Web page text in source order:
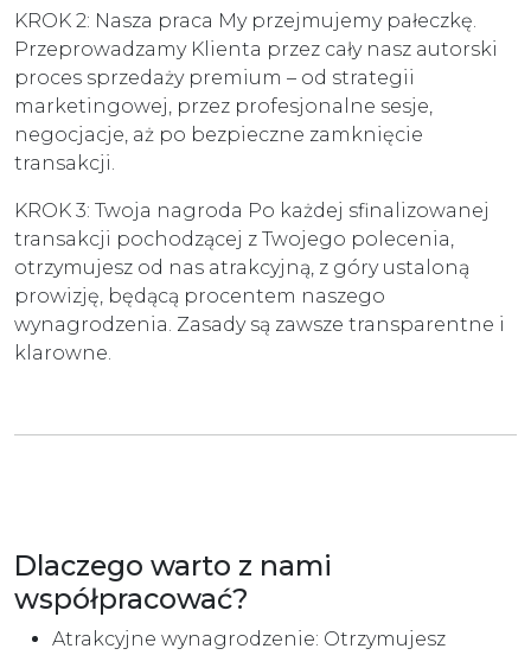
KROK 2: Nasza praca My przejmujemy pałeczkę.
Przeprowadzamy Klienta przez cały nasz autorski
proces sprzedaży premium – od strategii
marketingowej, przez profesjonalne sesje,
negocjacje, aż po bezpieczne zamknięcie
transakcji.
KROK 3: Twoja nagroda Po każdej sfinalizowanej
transakcji pochodzącej z Twojego polecenia,
otrzymujesz od nas atrakcyjną, z góry ustaloną
prowizję, będącą procentem naszego
wynagrodzenia. Zasady są zawsze transparentne i
klarowne.
Dlaczego warto z nami
współpracować?
Atrakcyjne wynagrodzenie: Otrzymujesz